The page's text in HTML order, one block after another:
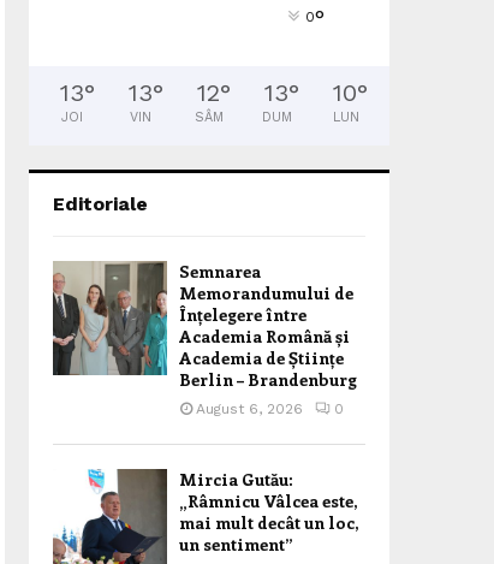
0°
13°
JOI
13°
VIN
12°
SÂM
13°
DUM
10°
LUN
Editoriale
Semnarea
Memorandumului de
Înțelegere între
Academia Română și
Academia de Științe
Berlin – Brandenburg
August 6, 2026 0
Mircia Gutău:
„Râmnicu Vâlcea este,
mai mult decât un loc,
un sentiment”